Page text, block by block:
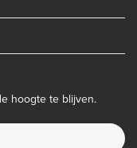
hoogte te blijven.